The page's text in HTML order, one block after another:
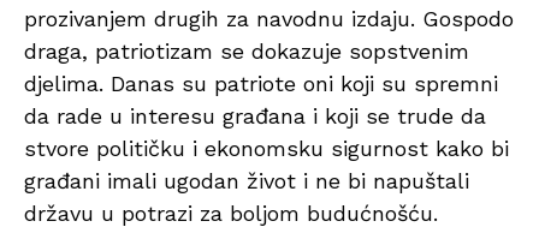
prozivanjem drugih za navodnu izdaju. Gospodo
draga, patriotizam se dokazuje sopstvenim
djelima. Danas su patriote oni koji su spremni
da rade u interesu građana i koji se trude da
stvore političku i ekonomsku sigurnost kako bi
građani imali ugodan život i ne bi napuštali
državu u potrazi za boljom budućnošću.